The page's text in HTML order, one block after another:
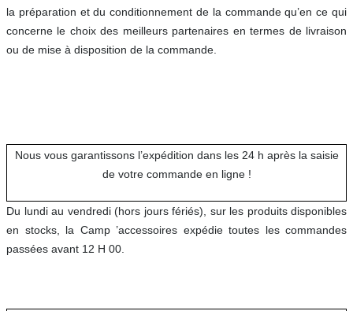
la préparation et du conditionnement de la commande qu’en ce qui
concerne le choix des meilleurs partenaires en termes de livraison
ou de mise à disposition de la commande.
Nous vous garantissons l’expédition dans les 24 h après la saisie
de votre commande en ligne !
Du lundi au vendredi (hors jours fériés), sur les produits disponibles
en stocks, la Camp ’accessoires expédie toutes les commandes
passées avant 12 H 00.